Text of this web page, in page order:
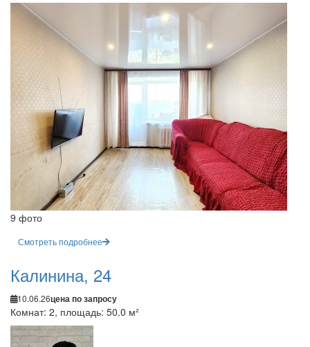
9 фото
Смотреть подробнее
Калинина, 24
10.06.26цена по запросу
Комнат: 2, площадь: 50.0 м²